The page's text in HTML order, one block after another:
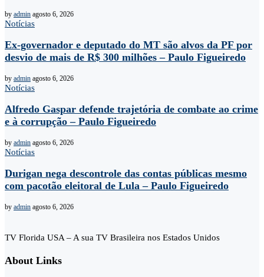
by admin agosto 6, 2026
Notícias
Ex-governador e deputado do MT são alvos da PF por
desvio de mais de R$ 300 milhões – Paulo Figueiredo
by admin agosto 6, 2026
Notícias
Alfredo Gaspar defende trajetória de combate ao crime
e à corrupção – Paulo Figueiredo
by admin agosto 6, 2026
Notícias
Durigan nega descontrole das contas públicas mesmo
com pacotão eleitoral de Lula – Paulo Figueiredo
by admin agosto 6, 2026
TV Florida USA – A sua TV Brasileira nos Estados Unidos
About Links